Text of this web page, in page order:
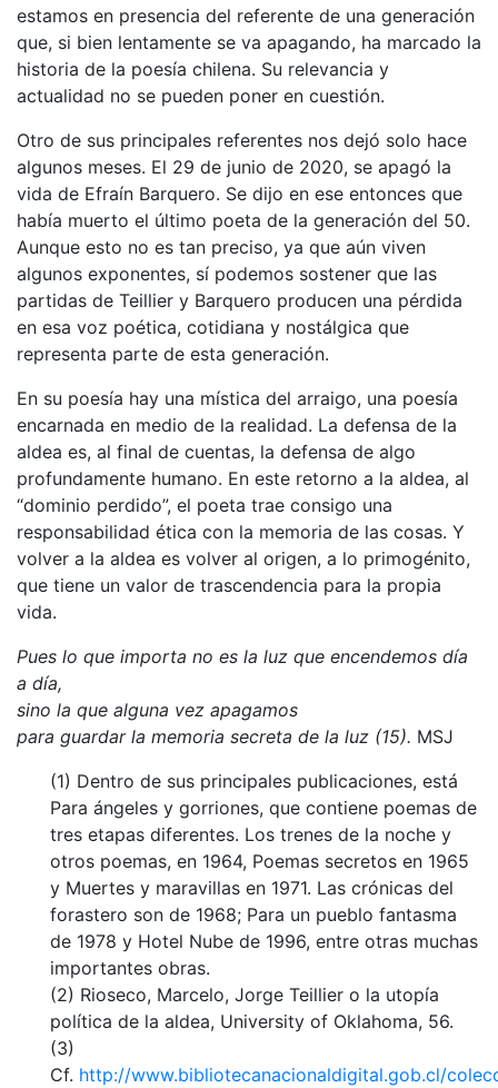
estamos en presencia del referente de una generación
que, si bien lentamente se va apagando, ha marcado la
historia de la poesía chilena. Su relevancia y
actualidad no se pueden poner en cuestión.
Otro de sus principales referentes nos dejó solo hace
algunos meses. El 29 de junio de 2020, se apagó la
vida de Efraín Barquero. Se dijo en ese entonces que
había muerto el último poeta de la generación del 50.
Aunque esto no es tan preciso, ya que aún viven
algunos exponentes, sí podemos sostener que las
partidas de Teillier y Barquero producen una pérdida
en esa voz poética, cotidiana y nostálgica que
representa parte de esta generación.
En su poesía hay una mística del arraigo, una poesía
encarnada en medio de la realidad. La defensa de la
aldea es, al final de cuentas, la defensa de algo
profundamente humano. En este retorno a la aldea, al
“dominio perdido”, el poeta trae consigo una
responsabilidad ética con la memoria de las cosas. Y
volver a la aldea es volver al origen, a lo primogénito,
que tiene un valor de trascendencia para la propia
vida.
Pues lo que importa no es la luz que encendemos día
a día,
sino la que alguna vez apagamos
para guardar la memoria secreta de la luz (15). MSJ
(1) Dentro de sus principales publicaciones, está
Para ángeles y gorriones, que contiene poemas de
tres etapas diferentes. Los trenes de la noche y
otros poemas, en 1964, Poemas secretos en 1965
y Muertes y maravillas en 1971. Las crónicas del
forastero son de 1968; Para un pueblo fantasma
de 1978 y Hotel Nube de 1996, entre otras muchas
importantes obras.
(2) Rioseco, Marcelo, Jorge Teillier o la utopía
política de la aldea, University of Oklahoma, 56.
(3)
Cf. http://www.bibliotecanacionaldigital.gob.cl/